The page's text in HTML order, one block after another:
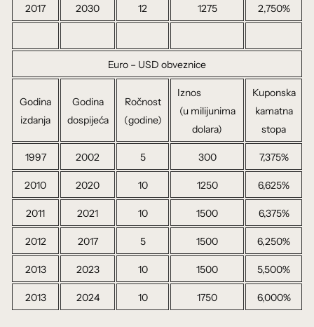
2017 2030 12 1275 2,750%
Euro – USD obveznice
Godina
izdanja
Godina
dospijeća
Ročnost
(godine)
Iznos
(u milijunima
dolara)
Kuponska
kamatna
stopa
1997 2002 5 300 7,375%
2010 2020 10 1250 6,625%
2011 2021 10 1500 6,375%
2012 2017 5 1500 6,250%
2013 2023 10 1500 5,500%
2013 2024 10 1750 6,000%